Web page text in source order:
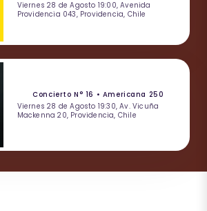
Viernes 28 de Agosto 19:00, Avenida
Providencia 043, Providencia, Chile
Concierto N° 16 • Americana 250
Viernes 28 de Agosto 19:30, Av. Vicuña
Mackenna 20, Providencia, Chile